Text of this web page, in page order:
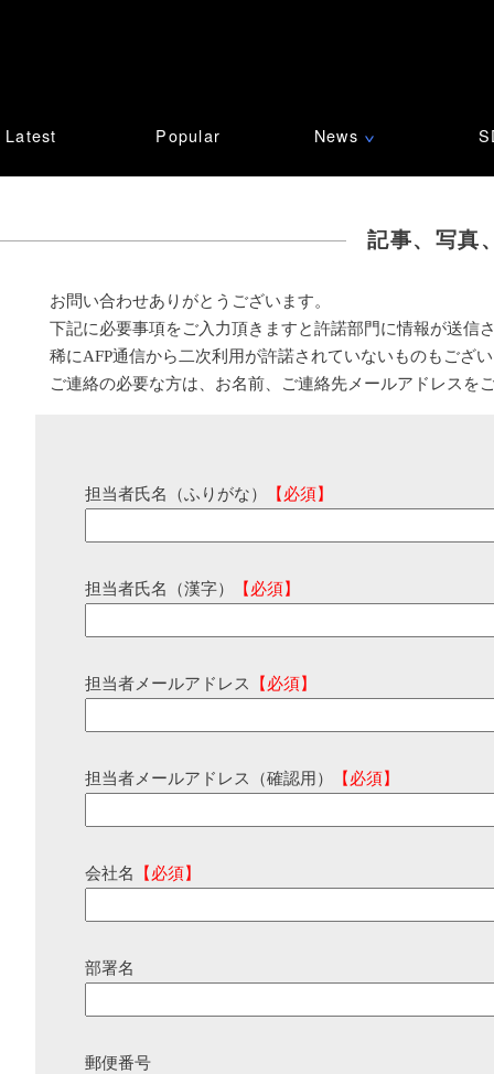
Latest Popular News ∨
記事、写真
お問い合わせありがとうございます。
下記に必要事項をご入力頂きますと許諾部門に情報が送信
稀にAFP通信から二次利用が許諾されていないものもござ
ご連絡の必要な方は、お名前、ご連絡先メールアドレスを
担当者氏名（ふりがな） 【必須】
担当者氏名（漢字） 【必須】
担当者メールアドレス 【必須】
担当者メールアドレス（確認用） 【必須】
会社名 【必須】
部署名
郵便番号